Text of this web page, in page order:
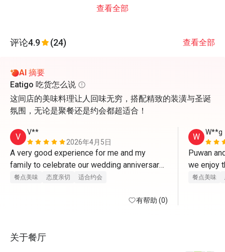
查看全部
评论4.9 (24) 查看全部
AI 摘要
Eatigo 吃货怎么说
这间店的美味料理让人回味无穷，搭配精致的装潢与圣诞
氛围，无论是聚餐还是约会都超适合！
V
V**
2026年4月5日
A very good experience for me and my
family to celebrate our wedding anniversary
餐点美味 态度亲切 适合约会
有帮助 (0)
W W**g
Puwan
we enjoy
thanks!
餐点美味
关于餐厅